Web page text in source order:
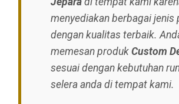
menyediakan berbagai jenis
dengan kualitas terbaik.
memesan produkCustom
sesuai dengan kebutuhan
selera anda di tempat kami.